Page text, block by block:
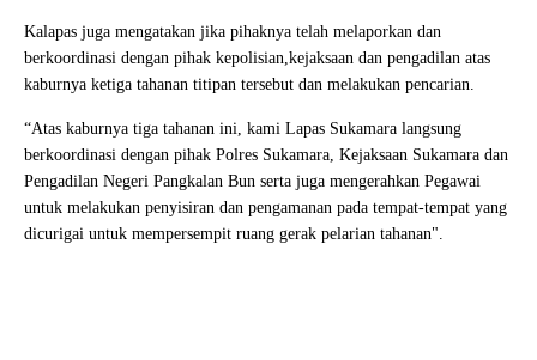
Kalapas juga mengatakan jika pihaknya telah melaporkan dan
berkoordinasi dengan pihak kepolisian,kejaksaan dan pengadilan atas
kaburnya ketiga tahanan titipan tersebut dan melakukan pencarian.
“Atas kaburnya tiga tahanan ini, kami Lapas Sukamara langsung
berkoordinasi dengan pihak Polres Sukamara, Kejaksaan Sukamara dan
Pengadilan Negeri Pangkalan Bun serta juga mengerahkan Pegawai
untuk melakukan penyisiran dan pengamanan pada tempat-tempat yang
dicurigai untuk mempersempit ruang gerak pelarian tahanan".